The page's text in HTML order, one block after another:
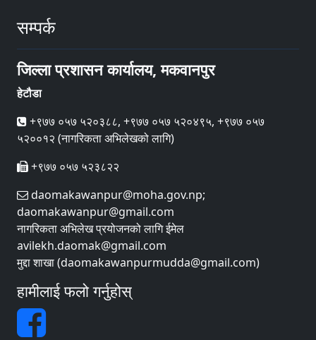
सम्पर्क
जिल्ला प्रशासन कार्यालय, मकवानपुर
हेटौडा
+९७७ ०५७ ५२०३८८, +९७७ ०५७ ५२०४९५, +९७७ ०५७
५२००१२ (नागरिकता अभिलेखको लागि)
+९७७ ०५७ ५२३८२२
daomakawanpur@moha.gov.np;
daomakawanpur@gmail.com
नागरिकता अभिलेख प्रयोजनको लागि ईमेल
avilekh.daomak@gmail.com
मुद्दा शाखा (daomakawanpurmudda@gmail.com)
हामीलाई फलो गर्नुहोस्